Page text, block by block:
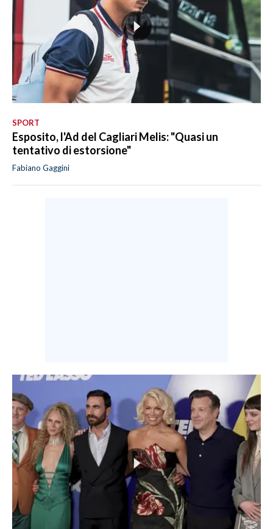
SPORT
Esposito, l'Ad del Cagliari Melis: "Quasi un
tentativo di estorsione"
Fabiano Gaggini